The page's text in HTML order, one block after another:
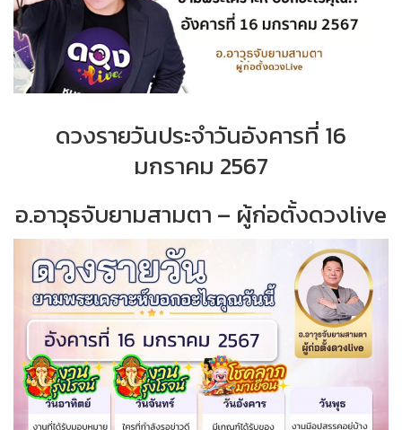
ดวงรายวันประจำวันอังคารที่ 16
มกราคม 2567
อ.อาวุธจับยามสามตา – ผู้ก่อตั้งดวงlive